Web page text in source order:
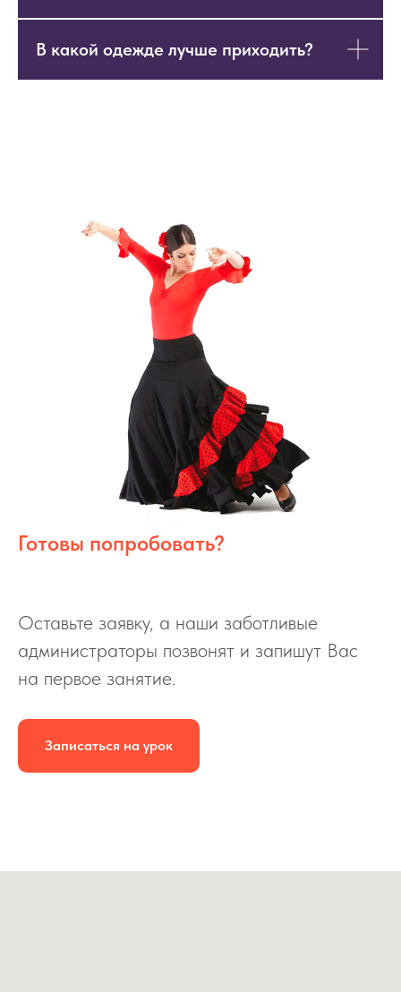
В какой одежде лучше приходить?
Готовы попробовать?
Оставьте заявку, а наши заботливые
администраторы позвонят и запишут Вас
на первое занятие.
Записаться на урок